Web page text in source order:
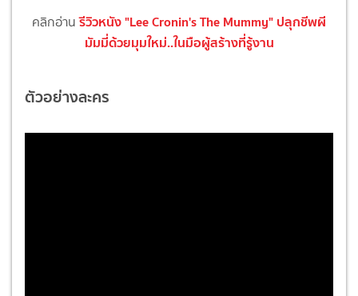
คลิกอ่านรีวิวหนัง "Lee Cronin's The Mummy" ปลุกชีพผี
มัมมี่ด้วยมุมใหม่..ในมือผู้สร้างที่รู้งาน
ตัวอย่างละคร